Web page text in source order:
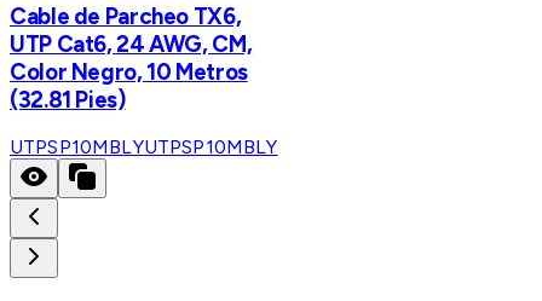
Cable de Parcheo TX6,
UTP Cat6, 24 AWG, CM,
Color Negro, 10 Metros
(32.81 Pies)
UTPSP10MBLYUTPSP10MBLY